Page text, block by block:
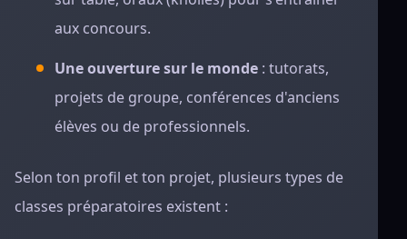
aux concours.
Une ouverture sur le monde : tutorats,
projets de groupe, conférences d'anciens
élèves ou de professionnels.
Selon ton profil et ton projet, plusieurs types de
classes préparatoires existent :